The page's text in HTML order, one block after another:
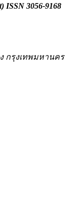
ISSN 3056-9168
กรุงเทพมหานคร